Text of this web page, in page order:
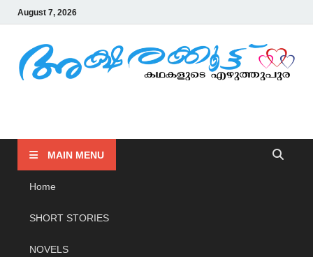
August 7, 2026
MAIN MENU
Home
SHORT STORIES
NOVELS